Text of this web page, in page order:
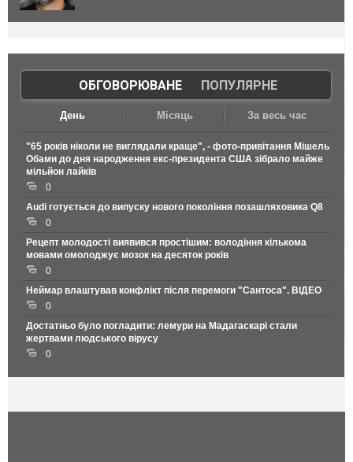
ОБГОВОРЮВАНЕ| ПОПУЛЯРНЕ
День Місяць За весь час
"65 років ніколи не виглядали краще", - фото-привітання Мішель
Обами до дня народження екс-президента США зібрало майже
мільйон лайків
0
Audi готується до випуску нового покоління позашляховика Q8
0
Рецепт молодості виявився простішим: володіння кількома
мовами омолоджує мозок на десяток років
0
Неймар влаштував конфлікт після перемоги "Сантоса". ВІДЕО
0
Достатньо було погладити: лемури на Мадагаскарі стали
жертвами людського вірусу
0